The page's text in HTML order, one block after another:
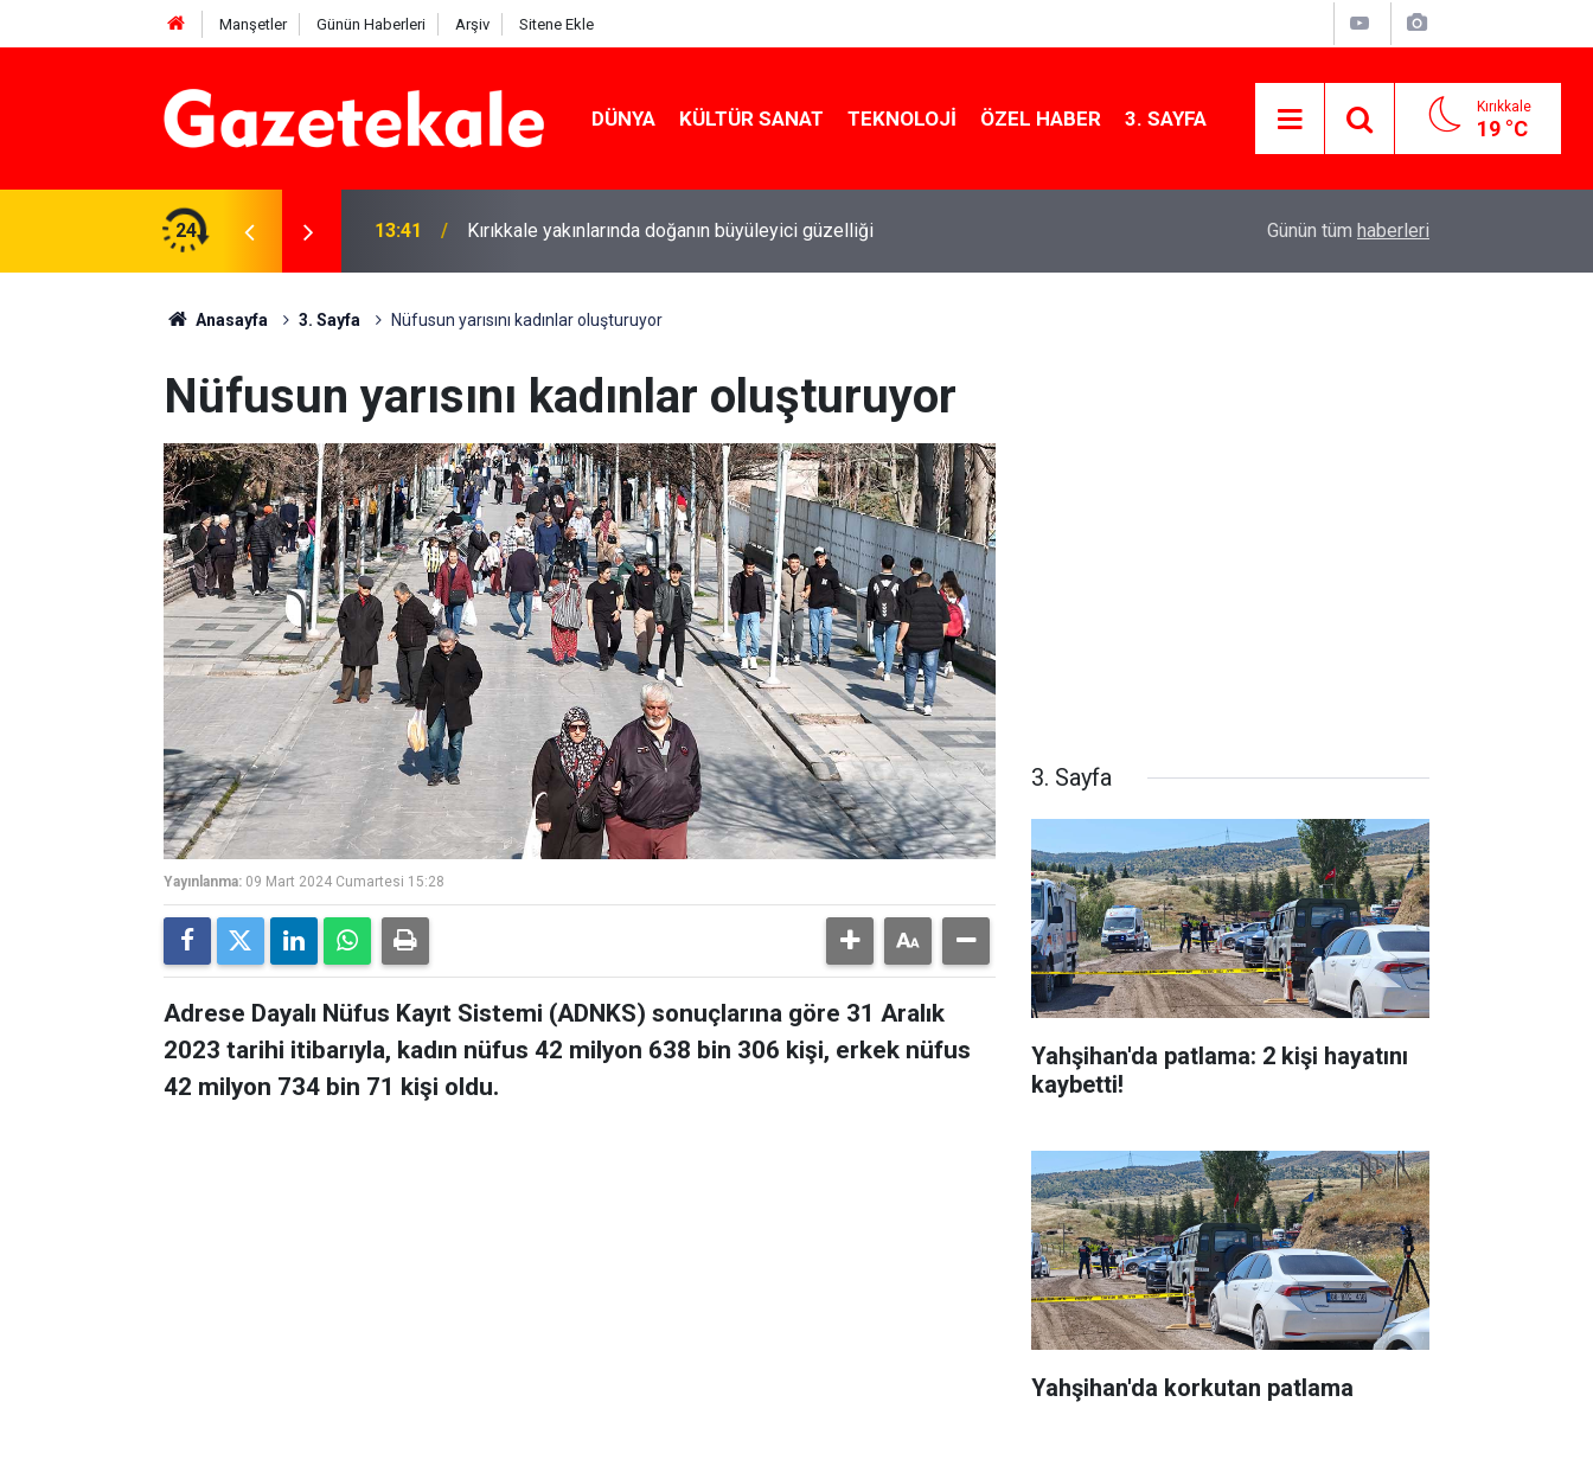
Manşetler Günün Haberleri Arşiv Sitene Ekle
DÜNYA KÜLTÜR SANAT TEKNOLOJI ÖZEL HABER 3. SAYFA Kırıkkale
19 °C
24
Çavdar başkan seçildi 13:41 Kırıkkale yakınlarında doğanın büyüleyici güzelliği Kırıkkale Çalılıöz Mahallesi'nde altyapı
Günün tüm haberleri
Anasayfa 3. Sayfa Nüfusun yarısını kadınlar oluşturuyor
Nüfusun yarısını kadınlar oluşturuyor
Yayınlanma: 09 Mart 2024 Cumartesi 15:28
Adrese Dayalı Nüfus Kayıt Sistemi (ADNKS) sonuçlarına göre 31 Aralık
2023 tarihi itibarıyla, kadın nüfus 42 milyon 638 bin 306 kişi, erkek nüfus
42 milyon 734 bin 71 kişi oldu.
3. Sayfa
Yahşihan'da patlama: 2 kişi hayatını
kaybetti!
Yahşihan'da korkutan patlama